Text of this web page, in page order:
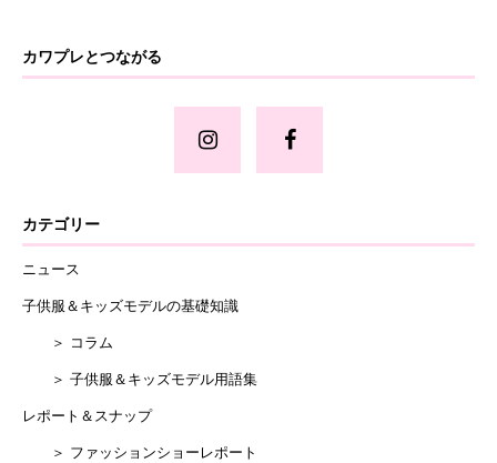
カワプレとつながる
カテゴリー
ニュース
子供服＆キッズモデルの基礎知識
＞ コラム
＞ 子供服＆キッズモデル用語集
レポート＆スナップ
＞ ファッションショーレポート